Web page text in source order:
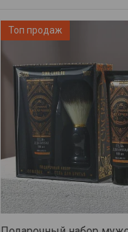
Топ продаж